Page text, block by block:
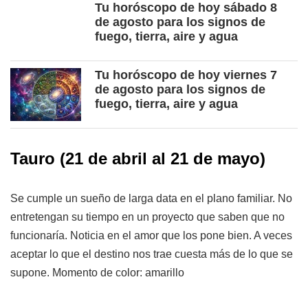
Tu horóscopo de hoy sábado 8
de agosto para los signos de
fuego, tierra, aire y agua
Tu horóscopo de hoy viernes 7
de agosto para los signos de
fuego, tierra, aire y agua
Tauro (21 de abril al 21 de mayo)
Se cumple un sueño de larga data en el plano familiar. No
entretengan su tiempo en un proyecto que saben que no
funcionaría. Noticia en el amor que los pone bien. A veces
aceptar lo que el destino nos trae cuesta más de lo que se
supone. Momento de color: amarillo